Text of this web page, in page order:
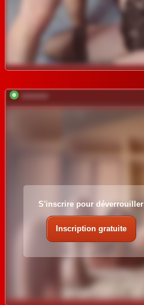
S'inscrire pour déverrouiller
Inscription gratuite